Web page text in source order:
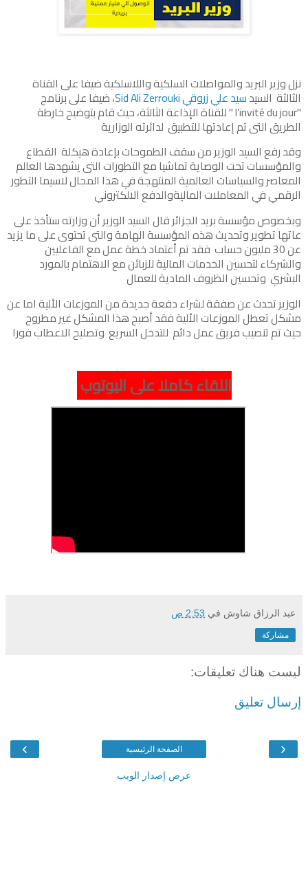
نزل وزير البريد والمواصلات السلكية واللاسلكية ضيفا على القناة
الثالثة السيدسيد علي زروقي Sid Ali Zerrouki ، ضيفا على برنامج
"l’invité du jour " للقناة الإذاعة الثالثة، حيث قام بتوضيح خارطة
الطريق التى تم إعادتها للتطبيق لدائرته الوزارية
وقد رفع السيد الوزير من سقف الطموحات بإعادة هيكلة القطاع
والمؤسسات تحت الوصاية تماشيا مع التطورات التى يشهدها العالم
المعاصر والسياسات العالمية المنتهجة في هذا المجال لاسيما التطور
الرقمي في المعاملات الماليةوالدفع الالكتروني
وبخصوص مؤسسة بريد الجزائر قال السيد الوزير أن وزارته ستأخذ على
عاتها تطوير وتحديث هذه المؤسسة الهامة والتى تحتوى على ما يزيد
عن 30 مليون حساب فقد تم أعتماد خطة عمل مع الفاعليين
والشركاء لتحسين الخدمات المالية للزبائن مع الاهتمام بالمورد
البشري وتحسين الظروف المادية للعمال
الوزير تحدث عن صفقة لشراء دفعة جديدة من الموزعات الألية اما عن
مشكل تعطل الموزعات الألية فقد أصبح هذا المشكل غير مطروح
حيث تم تنصيب فريق عمل دائم للتدخل السريع وتصليح الاعطاب فورا
اللقاء كاملا على اليوتوب
عبد الرزاق شاوش في 2:53 ص
مشاركة
ليست هناك تعليقات:
إرسال تعليق
‹
› الصفحة الرئيسية
عرض إصدار الويب